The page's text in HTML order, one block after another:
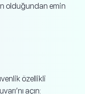
olduğundan emin
özellikli
açın: